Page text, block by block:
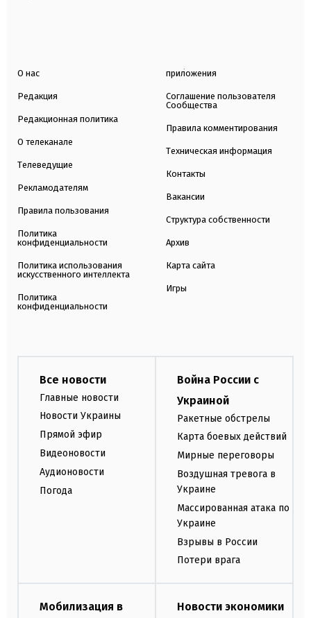
О нас
Редакция
Редакционная политика
О телеканале
Телеведущие
Рекламодателям
Правила пользования
Политика
конфиденциальности
Политика использования
искусственного интеллекта
Политика
конфиденциальности
приложения
Соглашение пользователя
Сообщества
Правила комментирования
Техническая информация
Контакты
Вакансии
Структура собственности
Архив
Карта сайта
Игры
Все новости
Главные новости
Новости Украины
Прямой эфир
Видеоновости
Аудионовости
Погода
Война России с
Украиной
Ракетные обстрелы
Карта боевых действий
Мирные переговоры
Воздушная тревога в
Украине
Массированная атака по
Украине
Взрывы в России
Потери врага
Мобилизация в
Новости экономики